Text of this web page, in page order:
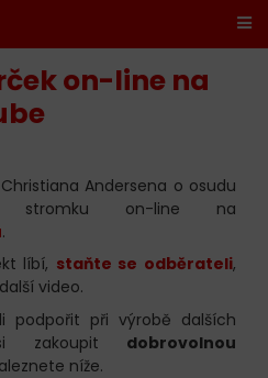
on-line na
Andersena o osudu
stromku on-line na
.
líbí, staňte se odběrateli,
video.
podpořit při výrobě dalších
zakoupit dobrovolnou
níže.